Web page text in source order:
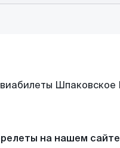
на нашем сайте